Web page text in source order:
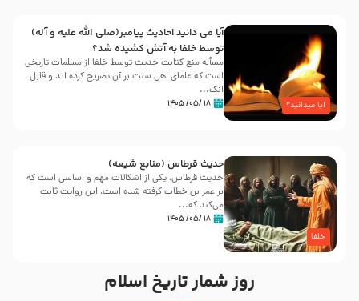
آیا میدانید؟
آیا می دانید احادیث پیامبر(صلی الله علیه و آله)
توسط خلفا به آتش کشیده شد؟
مسأله منع کتابت حدیث توسط خلفا از مسلمات تاریخی
است که علمای اهل سنت بر آن تصریح کرده اند و قابل
انک...
۱۸ /۰۵/ ۱۴۰۵
خلفا
حدیث قرطاس (منابع شیعه)
حدیث قرطاس، یکی از اشکالات مهم و اساسی است که
بر عمر بن خطاب گرفته شده است، این روایت ثابت
می‌کند که...
۱۸ /۰۵/ ۱۴۰۵
روز شمار تاریخ اسلام